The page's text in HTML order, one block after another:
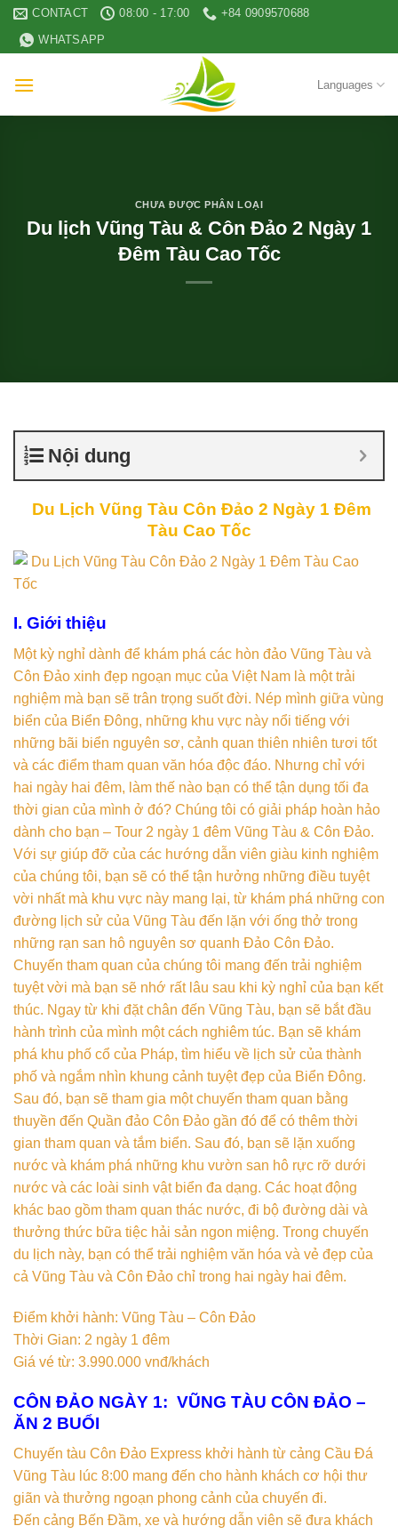
Skip
content
CONTACT 08:00 - 17:00
+84 0909570688
WHATSAPP
Languages
CHƯA ĐƯỢC PHÂN LOẠI
Du lịch Vũng Tàu & Côn Đảo 2 Ngày 1
Đêm Tàu Cao Tốc
Nội dung
Du Lịch Vũng Tàu Côn Đảo 2 Ngày 1 Đêm
Tàu Cao Tốc
I. Giới thiệu
Một kỳ nghỉ dành để khám phá các hòn đảo Vũng Tàu và
Côn Đảo xinh đẹp ngoạn mục của Việt Nam là một trải
nghiệm mà bạn sẽ trân trọng suốt đời. Nép mình giữa vùng
biển của Biển Đông, những khu vực này nổi tiếng với
những bãi biển nguyên sơ, cảnh quan thiên nhiên tươi tốt
và các điểm tham quan văn hóa độc đáo. Nhưng chỉ với
hai ngày hai đêm, làm thế nào bạn có thể tận dụng tối đa
thời gian của mình ở đó? Chúng tôi có giải pháp hoàn hảo
dành cho bạn – Tour 2 ngày 1 đêm Vũng Tàu & Côn Đảo.
Với sự giúp đỡ của các hướng dẫn viên giàu kinh nghiệm
của chúng tôi, bạn sẽ có thể tận hưởng những điều tuyệt
vời nhất mà khu vực này mang lại, từ khám phá những con
đường lịch sử của Vũng Tàu đến lặn với ống thở trong
những rạn san hô nguyên sơ quanh Đảo Côn Đảo.
Chuyến tham quan của chúng tôi mang đến trải nghiệm
tuyệt vời mà bạn sẽ nhớ rất lâu sau khi kỳ nghỉ của bạn kết
thúc. Ngay từ khi đặt chân đến Vũng Tàu, bạn sẽ bắt đầu
hành trình của mình một cách nghiêm túc. Bạn sẽ khám
phá khu phố cổ của Pháp, tìm hiểu về lịch sử của thành
phố và ngắm nhìn khung cảnh tuyệt đẹp của Biển Đông.
Sau đó, bạn sẽ tham gia một chuyến tham quan bằng
thuyền đến Quần đảo Côn Đảo gần đó để có thêm thời
gian tham quan và tắm biển. Sau đó, bạn sẽ lặn xuống
nước và khám phá những khu vườn san hô rực rỡ dưới
nước và các loài sinh vật biển đa dạng. Các hoạt động
khác bao gồm tham quan thác nước, đi bộ đường dài và
thưởng thức bữa tiệc hải sản ngon miệng. Trong chuyến
du lịch này, bạn có thể trải nghiệm văn hóa và vẻ đẹp của
cả Vũng Tàu và Côn Đảo chỉ trong hai ngày hai đêm.
Điểm khởi hành: Vũng Tàu – Côn Đảo
Thời Gian: 2 ngày 1 đêm
Giá vé từ: 3.990.000 vnđ/khách
CÔN ĐẢO NGÀY 1: VŨNG TÀU CÔN ĐẢO –
ĂN 2 BUỔI
Chuyến tàu Côn Đảo Express khởi hành từ cảng Cầu Đá
Vũng Tàu lúc 8:00 mang đến cho hành khách cơ hội thư
giãn và thưởng ngoạn phong cảnh của chuyến đi.
Đến cảng Bến Đầm, xe và hướng dẫn viên sẽ đưa khách